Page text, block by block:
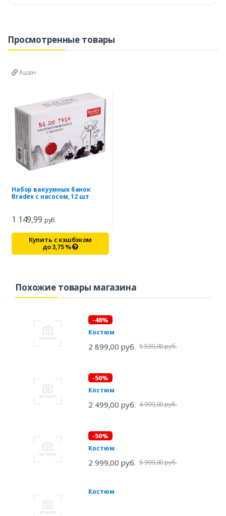
Просмотренные товары
Ашан
Набор вакуумных банок
Bradex с насосом, 12 шт
1 149,99 руб.
Купить с кэшбэком
до3,75%
Похожие товары магазина
-48%
Костюм
2 899,00 руб. 5 599,00 руб.
-50%
Костюм
2 499,00 руб. 4 999,00 руб.
-50%
Костюм
2 999,00 руб. 5 999,00 руб.
Костюм